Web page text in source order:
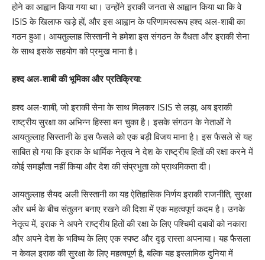
होने का आह्वान किया गया था। उन्होंने इराकी जनता से आह्वान किया था कि वे
ISIS के खिलाफ खड़े हों, और इस आह्वान के परिणामस्वरूप हश्द अल-शाबी का
गठन हुआ। आयतुल्लाह सिस्तानी ने हमेशा इस संगठन के वैधता और इराकी सेना
के साथ इसके सहयोग को प्रमुख माना है।
हश्द अल-शाबी की भूमिका और प्रतिक्रिया:
हश्द अल-शाबी, जो इराकी सेना के साथ मिलकर ISIS से लड़ा, अब इराकी
राष्ट्रीय सुरक्षा का अभिन्न हिस्सा बन चुका है। इसके संगठन के नेताओं ने
आयतुल्लाह सिस्तानी के इस फैसले को एक बड़ी विजय माना है। इस फैसले से यह
साबित हो गया कि इराक के धार्मिक नेतृत्व ने देश के राष्ट्रीय हितों की रक्षा करने में
कोई समझौता नहीं किया और देश की संप्रभुता को प्राथमिकता दी।
आयतुल्लाह सैयद अली सिस्तानी का यह ऐतिहासिक निर्णय इराकी राजनीति, सुरक्षा
और धर्म के बीच संतुलन बनाए रखने की दिशा में एक महत्वपूर्ण कदम है। उनके
नेतृत्व में, इराक ने अपने राष्ट्रीय हितों की रक्षा के लिए पश्चिमी दबावों को नकारा
और अपने देश के भविष्य के लिए एक स्पष्ट और दृढ़ रास्ता अपनाया। यह फैसला
न केवल इराक की सुरक्षा के लिए महत्वपूर्ण है, बल्कि यह इस्लामिक दुनिया में